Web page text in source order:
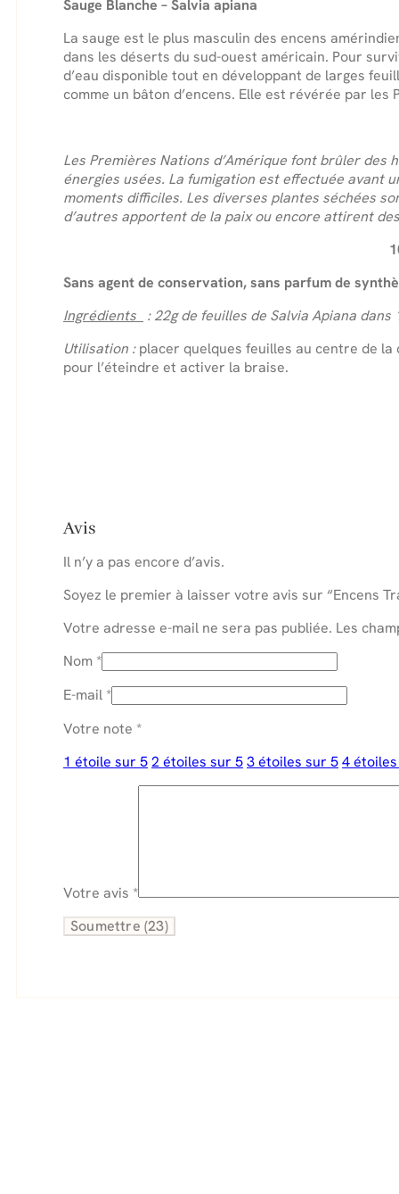
Sauge Blanche – Salvia apiana
La sauge est le plus masculin des encens
dans les déserts du sud-ouest américain. Pour
d’eau disponible tout en développant de larges
comme un bâton d’encens. Elle est révérée par
Les Premières Nations d’Amérique font brûler des
énergies usées. La fumigation est effectuée avant
moments difficiles. Les diverses plantes séchées
d’autres apportent de la paix ou encore attirent
Sans agent de conservation, sans parfum de
Ingrédients
: 22g de feuilles de Salvia Apiana dans
Utilisation :placer quelques feuilles au centre de la
pour l’éteindre et activer la braise.
Avis
Il n’y a pas encore d’avis.
Soyez le premier à laisser votre avis sur “Encens
Votre adresse e-mail ne sera pas publiée. Les
Nom*
E-mail*
Votre note *
1 étoile sur 52 étoiles sur 53 étoiles sur 54
Votre avis *